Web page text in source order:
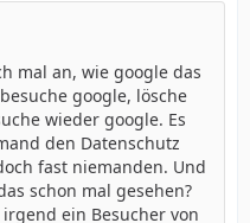
mal an, wie google das
google, lösche
wieder google. Es
den Datenschutz
fast niemanden. Und
schon mal gesehen?
ein Besucher von